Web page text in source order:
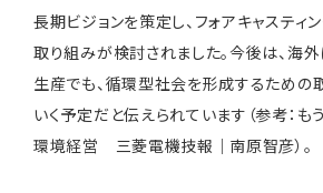
長期ビジョンを策定し、フォアキャスティ
取り組みが検討されました。今後は、海
生産でも、循環型社会を形成するための
いく予定だと伝えられています（参考： も
環境経営 三菱電機技報｜南原智彦）。